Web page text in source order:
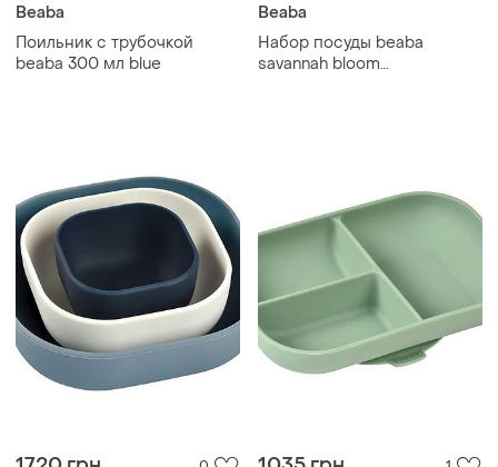
Beaba
Поильник с трубочкой
beaba 300 мл blue
Beaba
Набор посуды beaba
savannah bloom